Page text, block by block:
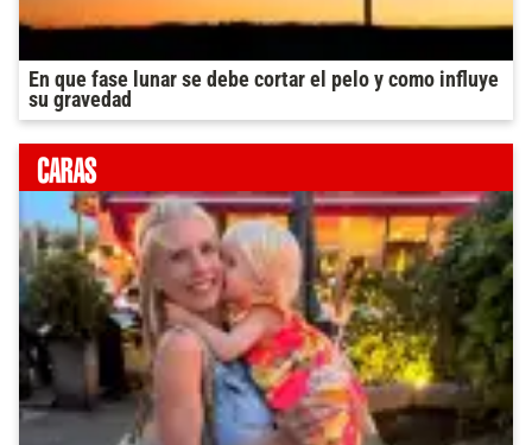
En que fase lunar se debe cortar el pelo y como influye
su gravedad